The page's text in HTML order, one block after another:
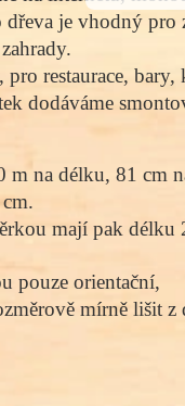
je vhodný
restaurace, bary,
dodáváme
m na délku, 81 cm
mají pak délku
pouze orientační,
mírně lišit